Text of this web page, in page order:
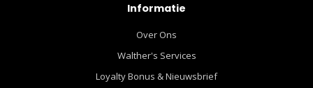
Informatie
Over Ons
Walther's Services
Loyalty Bonus & Nieuwsbrief